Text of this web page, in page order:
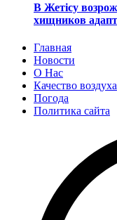
В Жетісу
хищников
Главная
Новости
О Нас
Качество воздуха
Погода
Политика сайта